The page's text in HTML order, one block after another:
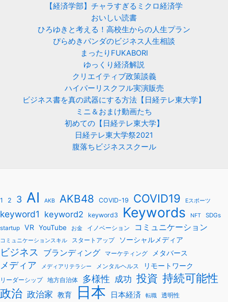
【経済学部】チャラすぎるミクロ経済学
おいしい読書
ひろゆきと考える！高校生からの人生プラン
ぴらめきパンダのビジネス人生相談
まったりFUKABORI
ゆっくり経済解説
クリエイティブ政策談義
ハイパーリスクフル実演販売
ビジネス書を真の武器にする方法【日経テレ東大学】
ミニ＆おまけ動画たち
初めての【日経テレ東大学】
日経テレ東大学祭2021
腹落ちビジネススクール
1 2 3 AI AKB AKB48 COVID-19 COVID19 Eスポーツ
keyword1 keyword2 keyword3 Keywords NFT
SDGs
startup
VR YouTube お金 イノベーション コミュニケーション
コミュニケーションスキル スタートアップ ソーシャルメディア
ビジネス ブランディング マーケティング メタバース
メディア メディアリテラシー メンタルヘルス リモートワーク
リーダーシップ 地方自治体 多様性 成功 投資 持続可能性
政治 政治家 教育 日本 日本経済 転職 透明性